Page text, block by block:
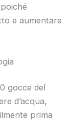
e aumentare
gocce del
d’acqua,
prima